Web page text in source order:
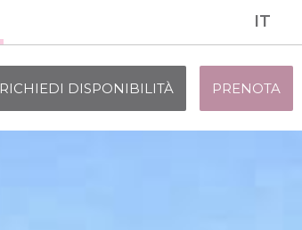
IT
RICHIEDI DISPONIBILITÀ PRENOTA